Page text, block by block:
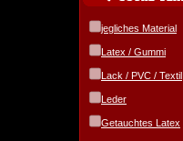
jegliches Material
Latex / Gummi
Lack / PVC / Textil
Leder
Getauchtes Latex